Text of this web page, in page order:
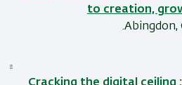
to creation,
Abingdon,